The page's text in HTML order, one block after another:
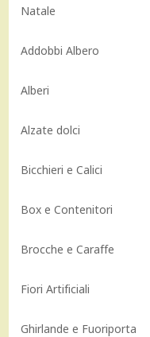
Natale
Addobbi Albero
Alberi
Alzate dolci
Bicchieri e Calici
Box e Contenitori
Brocche e Caraffe
Fiori Artificiali
Ghirlande e Fuoriporta